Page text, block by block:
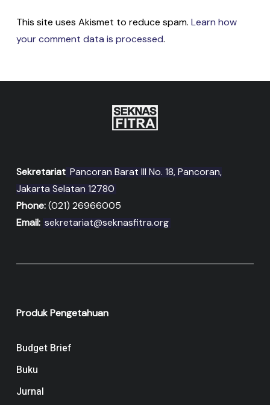
This site uses Akismet to reduce spam. Learn how
your comment data is processed.
Sekretariat Pancoran Barat III No. 18, Pancoran,
Jakarta Selatan 12780
Phone:(021) 26966005
Email: sekretariat@seknasfitra.org
Produk Pengetahuan
Budget Brief
Buku
Jurnal